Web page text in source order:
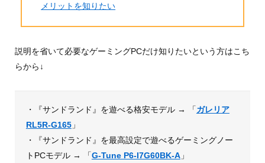
メリットを知りたい
説明を省いて必要なゲーミングPCだけ知りたいという方はこち
らから↓
・『サンドランド』を遊べる格安モデル → 「ガレリア
RL5R-G165」
・『サンドランド』を最高設定で遊べるゲーミングノー
トPCモデル → 「G-Tune P6-I7G60BK-A」